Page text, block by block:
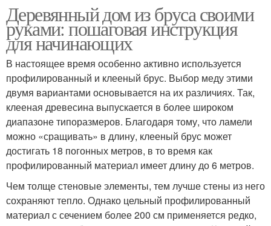
Деревянный дом из бруса своими
руками: пошаговая инструкция
для начинающих
В настоящее время особенно активно используется
профилированный и клееный брус. Выбор меду этими
двумя вариантами основывается на их различиях. Так,
клееная древесина выпускается в более широком
диапазоне типоразмеров. Благодаря тому, что ламели
можно «сращивать» в длину, клееный брус может
достигать 18 погонных метров, в то время как
профилированный материал имеет длину до 6 метров.
Чем толще стеновые элементы, тем лучше стены из него
сохраняют тепло. Однако цельный профилированный
материал с сечением более 200 см применяется редко,